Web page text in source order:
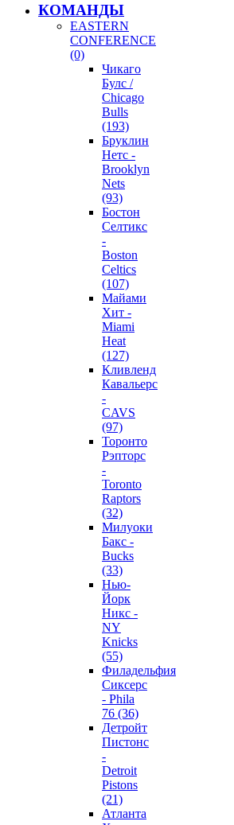
КОМАНДЫ
EASTERN
CONFERENCE
(0)
Чикаго
Булс /
Chicago
Bulls
(193)
Бруклин
Нетс -
Brooklyn
Nets
(93)
Бостон
Селтикс
-
Boston
Celtics
(107)
Майами
Хит -
Miami
Heat
(127)
Кливленд
Кавальерс
-
CAVS
(97)
Торонто
Рэпторс
-
Toronto
Raptors
(32)
Милуоки
Бакс -
Bucks
(33)
Нью-
Йорк
Никс -
NY
Knicks
(55)
Филадельфия
Сиксерс
- Phila
76 (36)
Детройт
Пистонс
-
Detroit
Pistons
(21)
Атланта